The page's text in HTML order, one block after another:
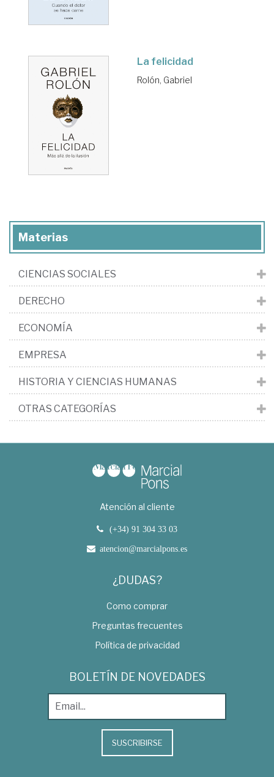
La felicidad
Rolón, Gabriel
Materias
CIENCIAS SOCIALES
DERECHO
ECONOMÍA
EMPRESA
HISTORIA Y CIENCIAS HUMANAS
OTRAS CATEGORÍAS
Atención al cliente
(+34) 91 304 33 03
atencion@marcialpons.es
¿DUDAS?
Como comprar
Preguntas frecuentes
Política de privacidad
BOLETÍN DE NOVEDADES
SUSCRIBIRSE